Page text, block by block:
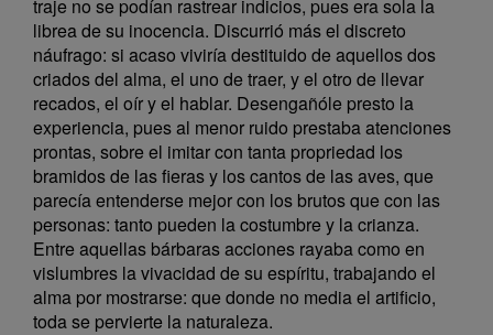
traje no se podían rastrear indicios, pues era sola la
librea de su inocencia. Discurrió más el discreto
náufrago: si acaso viviría destituido de aquellos dos
criados del alma, el uno de traer, y el otro de llevar
recados, el oír y el hablar. Desengañóle presto la
experiencia, pues al menor ruido prestaba atenciones
prontas, sobre el imitar con tanta propriedad los
bramidos de las fieras y los cantos de las aves, que
parecía entenderse mejor con los brutos que con las
personas: tanto pueden la costumbre y la crianza.
Entre aquellas bárbaras acciones rayaba como en
vislumbres la vivacidad de su espíritu, trabajando el
alma por mostrarse: que donde no media el artificio,
toda se pervierte la naturaleza.